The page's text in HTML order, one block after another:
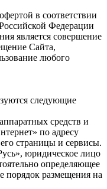
в соответствии
Федерации
является совершение
Сайта,
любого
следующие
средств и
по адресу
страницы и сервисы.
юридическое лицо
определяющее
порядок размещения на